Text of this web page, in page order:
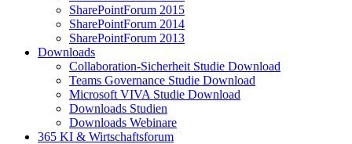
SharePointForum 2015
SharePointForum 2014
SharePointForum 2013
Downloads
Collaboration-Sicherheit Studie Download
Teams Governance Studie Download
Microsoft VIVA Studie Download
Downloads Studien
Downloads Webinare
365 KI & Wirtschaftsforum